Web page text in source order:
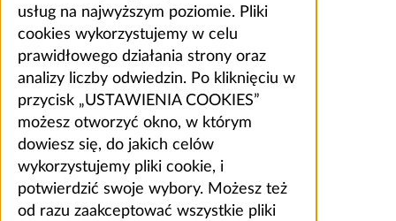
usług na najwyższym poziomie. Pliki
cookies wykorzystujemy w celu
prawidłowego działania strony oraz
analizy liczby odwiedzin. Po kliknięciu w
przycisk „USTAWIENIA COOKIES”
możesz otworzyć okno, w którym
dowiesz się, do jakich celów
wykorzystujemy pliki cookie, i
potwierdzić swoje wybory. Możesz też
od razu zaakceptować wszystkie pliki